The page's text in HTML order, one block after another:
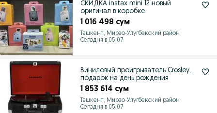
СКИДКА instax mini 12 новый
оригинал в коробке
1 016 498 сум
Ташкент, Мирзо-Улугбекский район
Сегодня в 05:07
Виниловый проигрыватель Crosley,
подарок на день рождения
1 853 614 сум
Ташкент, Мирзо-Улугбекский район
Сегодня в 05:07